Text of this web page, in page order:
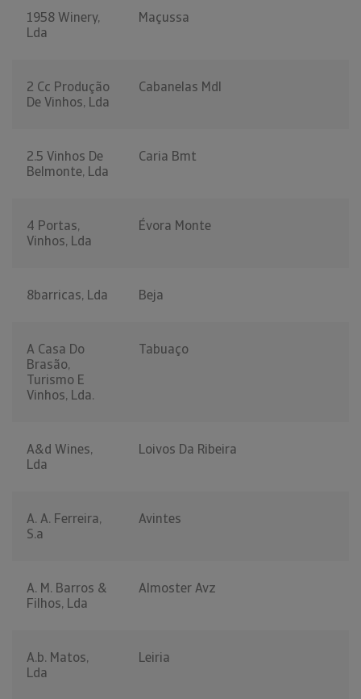
1958 Winery,
Lda
Maçussa
2 Cc Produção
De Vinhos, Lda
Cabanelas Mdl
2.5 Vinhos De
Belmonte, Lda
Caria Bmt
4 Portas,
Vinhos, Lda
Évora Monte
8barricas, Lda Beja
A Casa Do
Brasão,
Turismo E
Vinhos, Lda.
Tabuaço
A&d Wines,
Lda
Loivos Da Ribeira
A. A. Ferreira,
S.a
Avintes
A. M. Barros &
Filhos, Lda
Almoster Avz
A.b. Matos,
Lda
Leiria